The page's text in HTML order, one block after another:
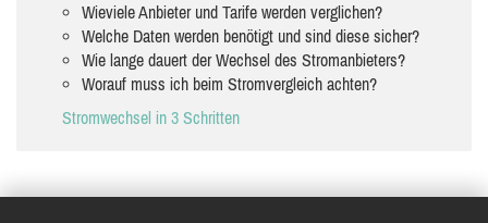
Wieviele Anbieter und Tarife werden verglichen?
Welche Daten werden benötigt und sind diese sicher?
Wie lange dauert der Wechsel des Stromanbieters?
Worauf muss ich beim Stromvergleich achten?
Stromwechsel in 3 Schritten